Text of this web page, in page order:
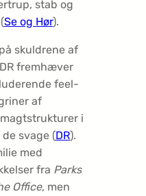
stab og
Se og Hør).
skuldrene af
fremhæver
feel-
af
i
svage (DR).
med
fra Parks
Office, men